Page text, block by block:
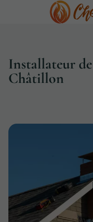
Installateur
Châtillon